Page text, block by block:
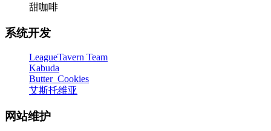
甜咖啡
系统开发
LeagueTavern Team
Kabuda
Butter_Cookies
艾斯托维亚
网站维护